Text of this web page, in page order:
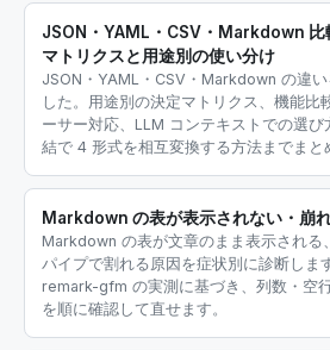
JSON・YAML・CSV・Markdown 比
マトリクスと用途別の使い分け
JSON・YAML・CSV・Markdown の違
した。用途別の決定マトリクス、機能比
ーサー対応、LLM コンテキストでの選
結で 4 形式を相互変換する方法までまと
Markdown の表が表示されない・崩
Markdown の表が文章のまま表示される
パイプで割れる原因を症状別に診断し
remark-gfm の実測に基づき、列数・空
を順に確認して直せます。